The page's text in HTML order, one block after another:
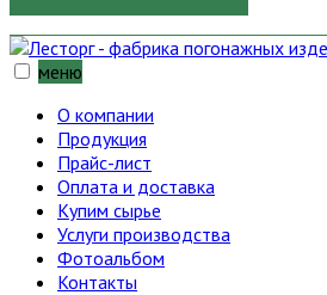
меню
О компании
Продукция
Прайс-лист
Оплата и доставка
Купим сырье
Услуги производства
Фотоальбом
Контакты